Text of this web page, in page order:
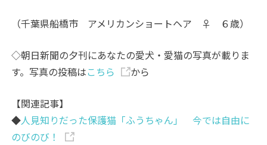
（千葉県船橋市 アメリカンショートヘア ♀ ６歳）
◇朝日新聞の夕刊にあなたの愛犬・愛猫の写真が載りま
す。写真の投稿はこちら から
【関連記事】
◆人見知りだった保護猫「ふうちゃん」 今では自由に
のびのび！